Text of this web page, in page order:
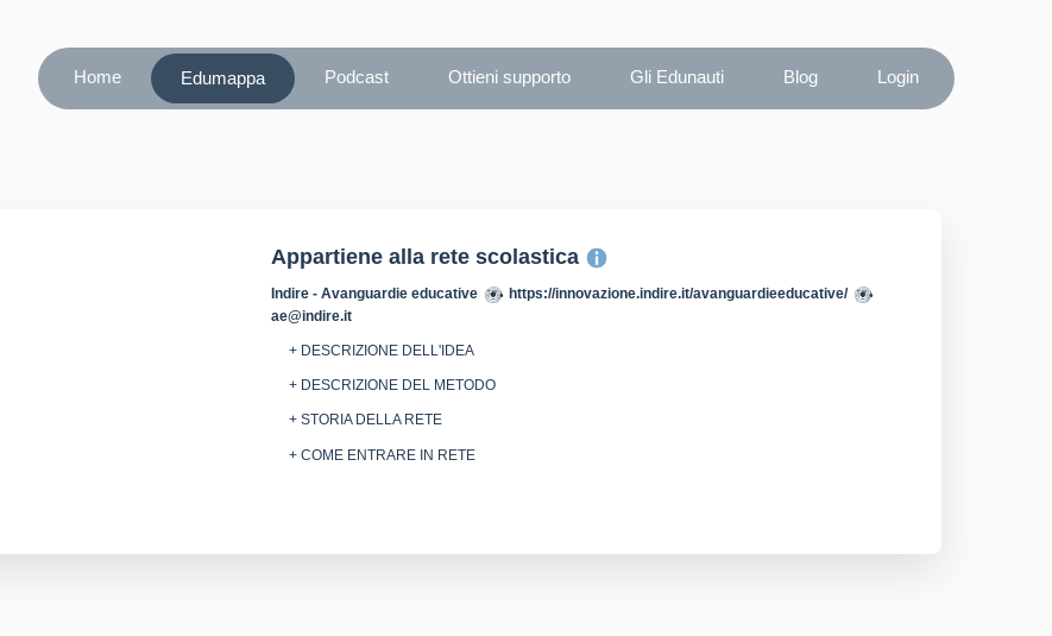
Home Edumappa Podcast Ottieni supporto Gli Edunauti Blog Login
Appartiene alla rete scolastica
Indire - Avanguardie educative
https://innovazione.indire.it/avanguardieeducative/
ae@indire.it
+ DESCRIZIONE DELL'IDEA
+ DESCRIZIONE DEL METODO
+ STORIA DELLA RETE
+ COME ENTRARE IN RETE